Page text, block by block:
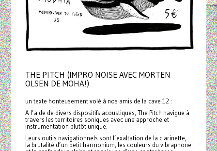
THE PITCH (IMPRO NOISE AVEC MORTEN
OLSEN DE MOHA!)
un texte honteusement volé à nos amis de la cave 12 :
A l’aide de divers dispositifs acoustiques, The Pitch navigue à
travers les territoires soniques avec une approche et
instrumentation plutôt unique.
Leurs outils navigationnels sont l’exaltation de la clarinette,
la brutalité d’un petit harmonium, les couleurs du vibraphone